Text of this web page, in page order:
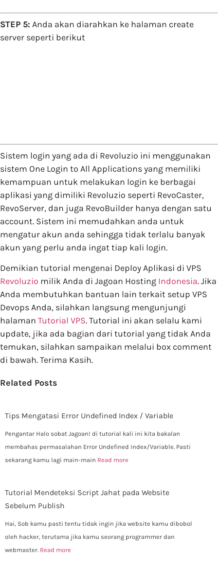
STEP 5: Anda akan diarahkan ke halaman create
server seperti berikut
Sistem login yang ada di Revoluzio ini menggunakan
sistem One Login to All Applications yang memiliki
kemampuan untuk melakukan login ke berbagai
aplikasi yang dimiliki Revoluzio seperti RevoCaster,
RevoServer, dan juga RevoBuilder hanya dengan satu
account. Sistem ini memudahkan anda untuk
mengatur akun anda sehingga tidak terlalu banyak
akun yang perlu anda ingat tiap kali login.
Demikian tutorial mengenai Deploy Aplikasi di VPS
Revoluzio milik Anda di Jagoan Hosting Indonesia. Jika
Anda membutuhkan bantuan lain terkait setup VPS
Devops Anda, silahkan langsung mengunjungi
halaman Tutorial VPS. Tutorial ini akan selalu kami
update, jika ada bagian dari tutorial yang tidak Anda
temukan, silahkan sampaikan melalui box comment
di bawah. Terima Kasih.
Related Posts
Tips Mengatasi Error Undefined Index / Variable
Pengantar Halo sobat Jagoan! di tutorial kali ini kita bakalan
membahas permasalahan Error Undefined Index/Variable. Pasti
sekarang kamu lagi main-main Read more
Tutorial Mendeteksi Script Jahat pada Website
Sebelum Publish
Hai, Sob kamu pasti tentu tidak ingin jika website kamu dibobol
oleh hacker, terutama jika kamu seorang programmer dan
webmaster. Read more